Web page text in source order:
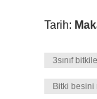
Tarih:
3sınıf
Bitki besini